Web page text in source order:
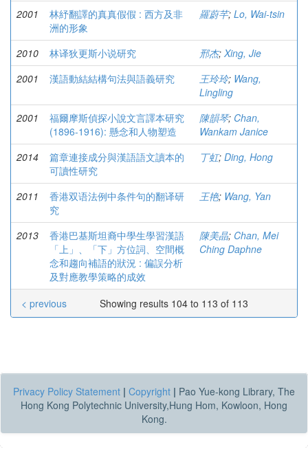
2001
林紓翻譯的真真假假 : 西方及非
洲的形象
羅蔚芊; Lo, Wai-tsin
2010 林译狄更斯小说研究 邢杰; Xing, Jie
2001
漢語動結結構句法與語義研究 王玲玲; Wang,
Lingling
2001
福爾摩斯偵探小說文言譯本研究
(1896-1916): 懸念和人物塑造
陳韻琴; Chan,
Wankam Janice
2014
篇章連接成分與漢語語文讀本的
可讀性研究
丁虹; Ding, Hong
2011
香港双语法例中条件句的翻译研
究
王艳; Wang, Yan
2013
香港巴基斯坦裔中學生學習漢語
「上」、「下」方位詞、空間概
念和趨向補語的狀況 : 偏誤分析
及對應教學策略的成效
陳美晶; Chan, Mei
Ching Daphne
Showing results 104 to 113 of 113
< previous
Privacy Policy Statement | Copyright | Pao Yue-kong Library, The
Hong Kong Polytechnic University,Hung Hom, Kowloon, Hong
Kong.